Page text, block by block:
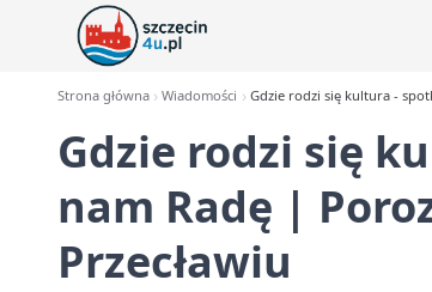
Strona główna Wiadomości Gdzie rodzi się kultura -
Gdzie rodzi się
nam Radę |
Przecławiu